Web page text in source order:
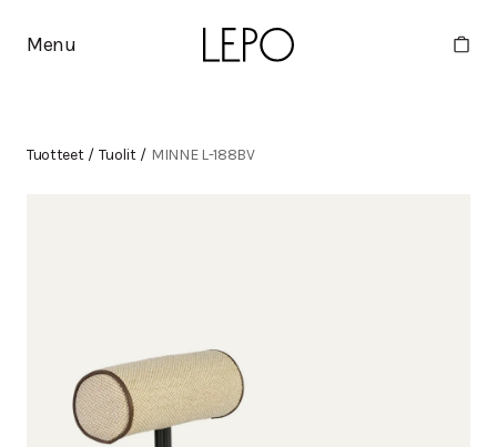
Menu
Tuotteet / Tuolit / MINNE L-188BV